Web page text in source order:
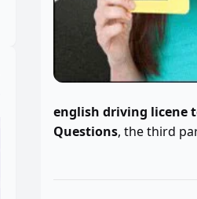
english driving licene
Questions, the third